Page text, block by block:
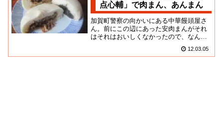
点心輔」で肉まん、あんまん
加賀町警察の向かいにある中華饅頭屋さ
ん。前にこの辺にあった安肉まんがそれ
はそれはおいしくなかったので、なんと
けど、ここは全く関係はなく、... 12.03.05